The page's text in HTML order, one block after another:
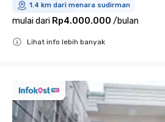
1.4 km dari menara sudirman
mulai dari Rp4.000.000 /bulan
Lihat info lebih banyak